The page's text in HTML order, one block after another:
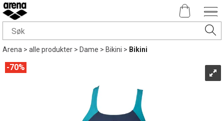
Arena>alle produkter>Dame>Bikini> Bikini
70%